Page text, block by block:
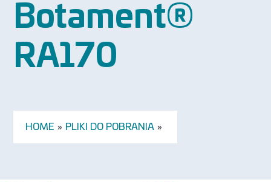
Botament®
RA170
HOME » PLIKI DO POBRANIA »